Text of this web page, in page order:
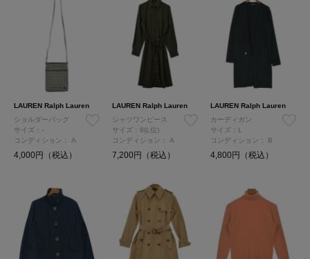
LAUREN Ralph Lauren
ショルダーバッグ
サイズ：-
コンディション： A
4,000円（税込）
LAUREN Ralph Lauren
シャツワンピース
サイズ：8(L位)
コンディション：
A
7,200円（税込）
LAUREN Ralph Lauren
カーディガン
サイズ：L
コンディション：
B
4,800円（税込）